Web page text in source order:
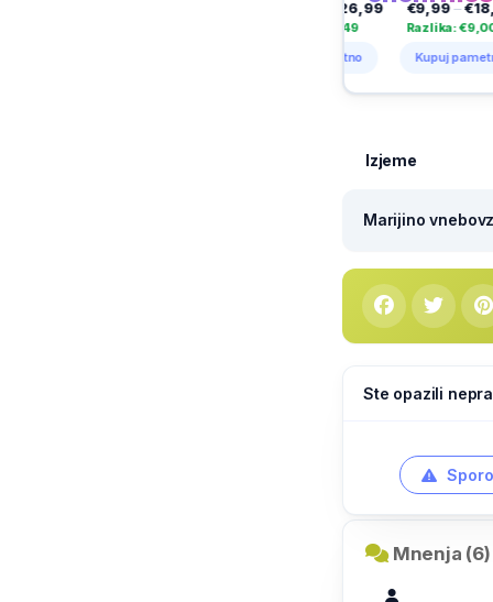
€9,99– €18,99
Razlika: €9,00
Kupuj pametno
Izjeme
Marijino
Ste opazili
Mnenja (6)